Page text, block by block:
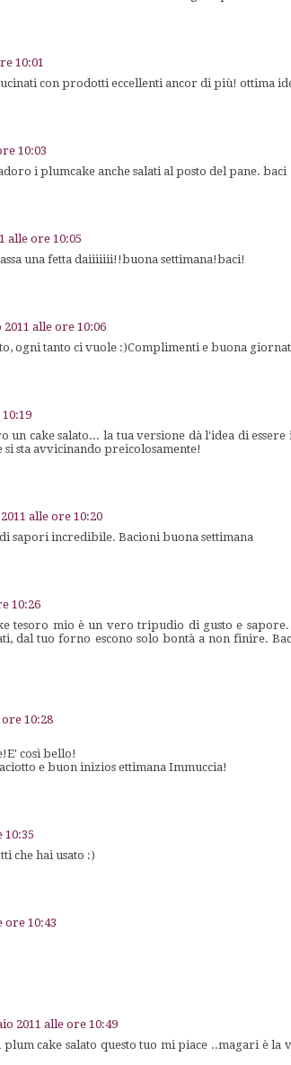
10:01
con prodotti eccellenti ancor di più! ottima
10:03
i plumcake anche salati al posto del pane. baci
alle ore 10:05
una fetta daiiiiiii!!buona settimana!baci!
2011 alle ore 10:06
ogni tanto ci vuole :)Complimenti e buona
un cake salato... la tua versione dà l'idea di
si sta avvicinando preicolosamente!
alle ore 10:20
sapori incredibile. Bacioni buona settimana
10:26
tesoro mio è un vero tripudio di gusto e
dal tuo forno escono solo bontà a non finire.
10:28
così bello!
e buon inizios ettimana Immuccia!
10:35
che hai usato :)
ore 10:43
2011 alle ore 10:49
cake salato questo tuo mi piace ..magari è la